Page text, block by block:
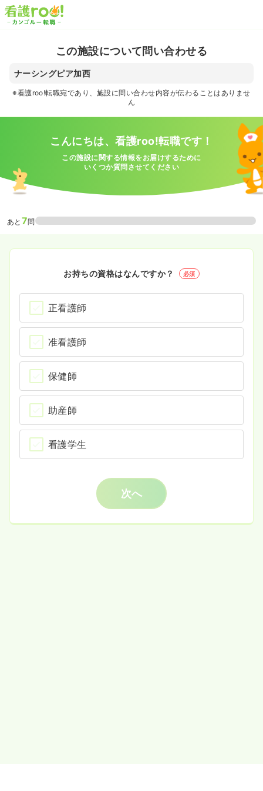
この施設について問い合わせる
ナーシングピア加西
※看護roo!転職宛であり、施設に問い合わせ内容が伝わることはありませ
ん
こんにちは、看護roo!転職です！
この施設に関する情報をお届けするために
いくつか質問させてください
あと 7問
お持ちの資格はなんですか？ 必須
正看護師
准看護師
保健師
助産師
看護学生
次へ